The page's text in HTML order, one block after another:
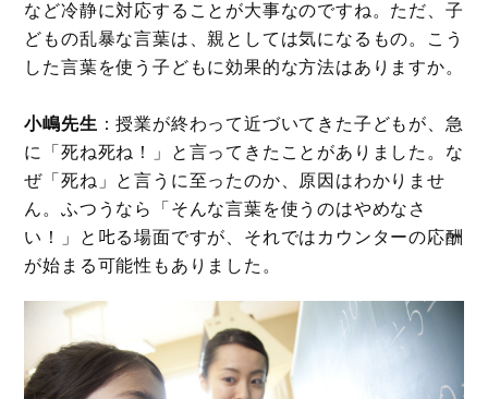
など冷静に対応することが大事なのですね。ただ、子
どもの乱暴な言葉は、親としては気になるもの。こう
した言葉を使う子どもに効果的な方法はありますか。
小嶋先生 ：授業が終わって近づいてきた子どもが、急
に「死ね死ね！」と言ってきたことがありました。な
ぜ「死ね」と言うに至ったのか、原因はわかりませ
ん。ふつうなら「そんな言葉を使うのはやめなさ
い！」と𠮟る場面ですが、それではカウンターの応酬
が始まる可能性もありました。